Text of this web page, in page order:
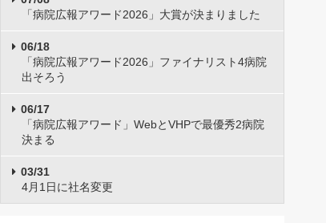
「病院広報アワード2026」大賞が決まりました
06/18
「病院広報アワード2026」ファイナリスト4病院
出そろう
06/17
「病院広報アワード」WebとVHPで最優秀2病院
決まる
03/31
4月1日に社名変更